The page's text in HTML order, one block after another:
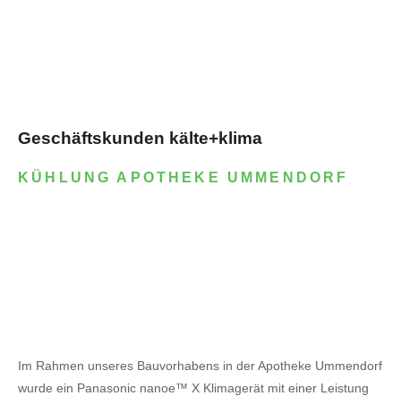
Geschäftskunden kälte+klima
KÜHLUNG APOTHEKE UMMENDORF
Im Rahmen unseres Bauvorhabens in der Apotheke Ummendorf
wurde ein Panasonic nanoe™ X Klimagerät mit einer Leistung